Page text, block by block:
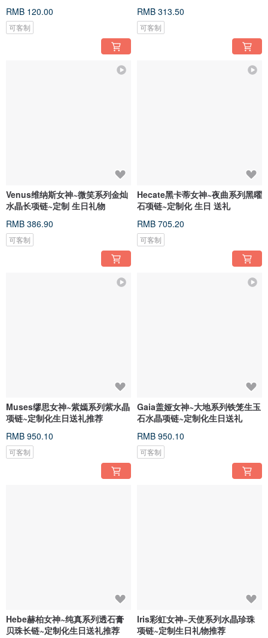
RMB 120.00
可客制
RMB 313.50
可客制
Venus维纳斯女神~微笑系列金灿
水晶长项链~定制 生日礼物
RMB 386.90
可客制
Hecate黑卡蒂女神~夜曲系列黑曜
石项链~定制化 生日 送礼
RMB 705.20
可客制
Muses缪思女神~紫嫣系列紫水晶
项链~定制化生日送礼推荐
RMB 950.10
可客制
Gaia盖娅女神~大地系列铁笼生玉
石水晶项链~定制化生日送礼
RMB 950.10
可客制
Hebe赫柏女神~纯真系列透石膏
贝珠长链~定制化生日送礼推荐
Iris彩虹女神~天使系列水晶珍珠
项链~定制生日礼物推荐